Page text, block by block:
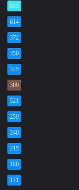
635
614
372
350
325
309
521
259
240
215
180
171